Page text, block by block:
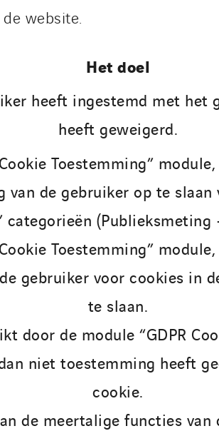
website.
Het doel
heeft ingestemd met het
heeft geweigerd.
Toestemming”
van de gebruiker op te
categorieën (Publieksmeting
Toestemming”
gebruiker voor cookies in
te slaan.
door de module “GDPR
niet toestemming heeft
cookie.
de meertalige functies van